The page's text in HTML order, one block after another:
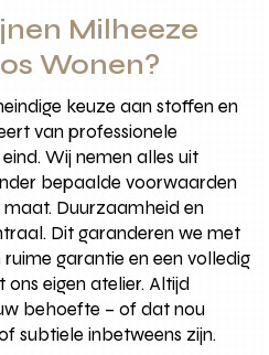
Milheeze
Wonen?
keuze aan stoffen en
van professionele
Wij nemen alles uit
bepaalde voorwaarden
Duurzaamheid en
Dit garanderen we met
ruime garantie en een volledig
eigen atelier. Altijd
behoefte – of dat nou
subtiele inbetweens zijn.